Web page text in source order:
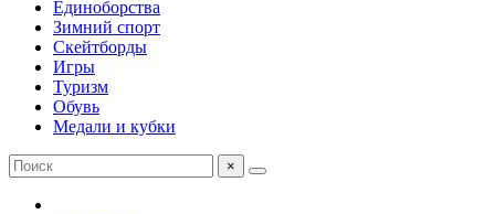
Единоборства
Зимний спорт
Скейтборды
Игры
Туризм
Обувь
Медали и кубки
×